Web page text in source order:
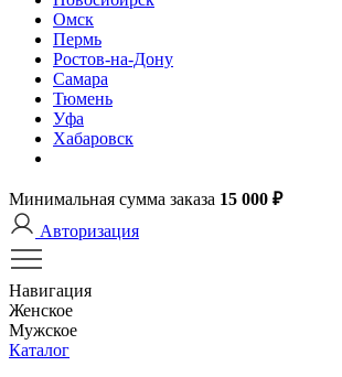
Омск
Пермь
Ростов-на-Дону
Самара
Тюмень
Уфа
Хабаровск
Минимальная сумма заказа 15 000 ₽
Авторизация
Навигация
Женское
Мужское
Каталог